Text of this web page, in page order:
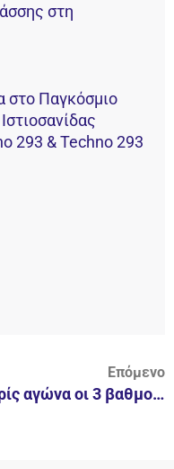
στη
στο Παγκόσμιο
293 & Techno 293
Επόμενο
Χωρίς αγώνα οι 3 βαθμοί στις Γυναίκες.